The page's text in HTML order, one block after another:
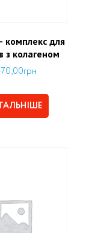
комплекс для
з колагеном
грн